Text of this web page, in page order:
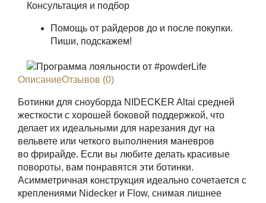
Консультация и подбор
Помощь от райдеров до и после покупки.
Пиши, подскажем!
ОписаниеОтзывов (0)
Ботинки для сноуборда NIDECKER Altai средней
жесткости с хорошей боковой поддержкой, что
делает их идеальными для нарезания дуг на
вельвете или четкого выполнения маневров
во фрирайде. Если вы любите делать красивые
повороты, вам понравятся эти ботинки.
Асимметричная конструкция идеально сочетается с
креплениями Nidecker и Flow, снимая лишнее